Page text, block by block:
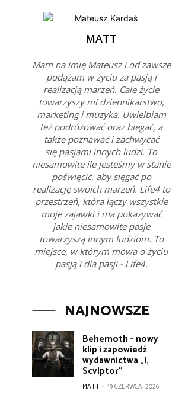
MATT
Mam na imię Mateusz i od zawsze
podążam w życiu za pasją i
realizacją marzeń. Cale życie
towarzyszy mi dziennikarstwo,
marketing i muzyka. Uwielbiam
też podróżować oraz biegać, a
także poznawać i zachwycać
się pasjami innych ludzi. To
niesamowite ile jesteśmy w stanie
poświęcić, aby sięgać po
realizację swoich marzeń. Life4 to
przestrzeń, która łączy wszystkie
moje zajawki i ma pokazywać
jakie niesamowite pasje
towarzyszą innym ludziom. To
miejsce, w którym mowa o życiu
pasją i dla pasji - Life4.
NAJNOWSZE
Behemoth – nowy
klip i zapowiedź
wydawnictwa „I,
Scvlptor”
MATT - 19 CZERWCA, 2026